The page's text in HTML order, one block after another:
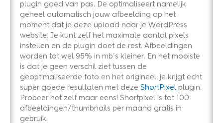
plugin goed van pas. De optimaliseert namelijk
geheel automatisch jouw afbeelding op het
moment dat je deze upload naar je WordPress
website. Je kunt zelf het maximale aantal pixels
instellen en de plugin doet de rest. Afbeeldingen
worden tot wel 95% in mb’s kleiner. En het mooiste
is dat je geen verschil ziet tussen de
geoptimaliseerde foto en het origineel, je krijgt echt
super goede resultaten met deze ShortPixel plugin.
Probeer het zelf maar eens! Shortpixel is tot 100
afbeeldingen/thumbnails per maand gratis in
gebruik.